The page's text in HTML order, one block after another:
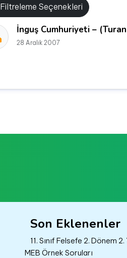
Filtreleme Seçenekleri
İnguş Cumhuriyeti –
28 Aralık 2007
Son Eklenenler
11. Sınıf Felsefe 2. Dönem
MEB Örnek Soruları